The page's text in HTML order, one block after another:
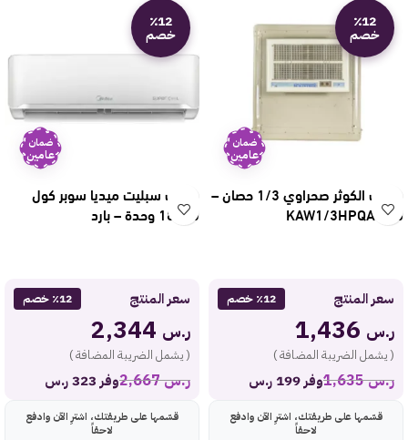
٪12
خصم
ضمان
عامين
مكيف الكوثر صحراوي 1/3 حصان –
قش KAW1/3HPQA
سعر المنتج ٪12 خصم
ر.س
( يشمل الضريبة المضافة )
ر.س1,635 وفر 199 ر.س
قسّمها على طريقتك، اشترِ الآن وادفع
لاحقاً
٪12
خصم
ضمان
عامين
مكيف سبليت ميديا سوبر كول
18300 وحدة – بارد
MSTS18CRNAG15
سعر المنتج ٪12 خصم
ر.س
( يشمل الضريبة المضافة )
ر.س2,667 وفر 323 ر.س
قسّمها على طريقتك، اشترِ الآن وادفع
لاحقاً